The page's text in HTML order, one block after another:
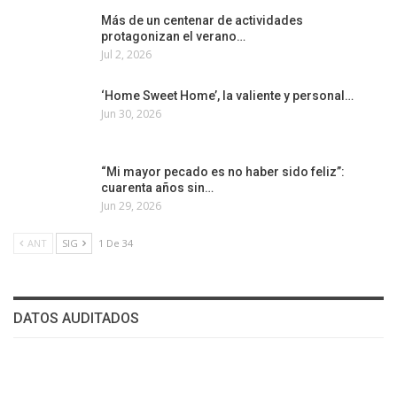
Más de un centenar de actividades
protagonizan el verano…
Jul 2, 2026
‘Home Sweet Home’, la valiente y personal…
Jun 30, 2026
“Mi mayor pecado es no haber sido feliz”:
cuarenta años sin…
Jun 29, 2026
ANT SIG 1 De 34
DATOS AUDITADOS